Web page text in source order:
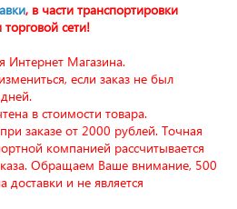
, в части транспортировки
сети!
Интернет Магазина.
если заказ не был
в стоимости товара.
заказе от 2000 рублей. Точная
компанией рассчитывается
Обращаем Ваше внимание, 500
и не является